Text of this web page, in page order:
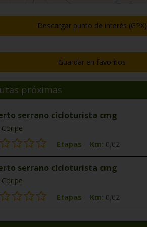
Descargar punto de interés (GPX)
Guardar en favoritos
próximas
serrano cicloturista cmg
Coripe
Etapas
Km: 0,02
serrano cicloturista cmg
Coripe
Etapas
Km: 0,02